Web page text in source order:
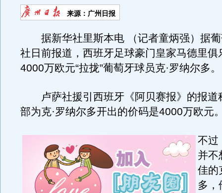
来源：广州日报
据新华社里斯本电 （记者童炳强）据葡
社日前报道，西班牙足球豪门皇家马德里俱
4000万欧元“拉拢”葡萄牙球员克·罗纳尔多。
卢萨社援引西班牙《阿贝赛报》的报道
部为克·罗纳尔多开出的价码是4000万欧元
不过
并不
佳的
多，